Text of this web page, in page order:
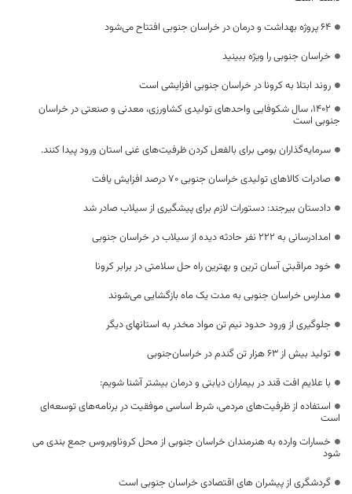
۶۴ پروژه بهداشت و درمان در خراسان جنوبی افتتاح می‌شود
خراسان جنوبی را ویژه ببینید
روند ابتلا به کرونا در خراسان جنوبی افزایشی است
۱۴۰۲، سال شکوفایی واحدهای تولیدی کشاورزی، معدنی و صنعتی در خراسان
جنوبی است
سرمایه‌گذاران بومی برای بالفعل کردن ظرفیت‌های غنی استان ورود پیدا کنند.
صادرات کالاهای تولیدی خراسان جنوبی ۷۰ درصد افزایش یافت
دادستان بیرجند: دستورات لازم برای پیشگیری از سیلاب صادر شد
امدادرسانی به 222 نفر حادثه دیده از سیلاب در خراسان جنوبی
خود مراقبتی آسان ترین و بهترین راه حل سلامتی در برابر کرونا
مدارس خراسان جنوبی به مدت یک ماه بازگشایی می‌شوند
جلوگیری از ورود حدود نیم تن مواد مخدر به استانهای دیگر
تولید بیش از 63 هزار تن گندم در خراسان‌جنوبی
با علایم افت قند در بیماران دیابتی و درمان بیشتر آشنا شویم:
استفاده از ظرفیت‌های مردمی، شرط اساسی موفقیت در برنامه‌های توسعه‌ای
است
خسارات وارده به هنرمندان خراسان جنوبی از محل کروناویروس جمع بندی می
شود
گردشگری از پیشران های اقتصادی خراسان جنوبی است